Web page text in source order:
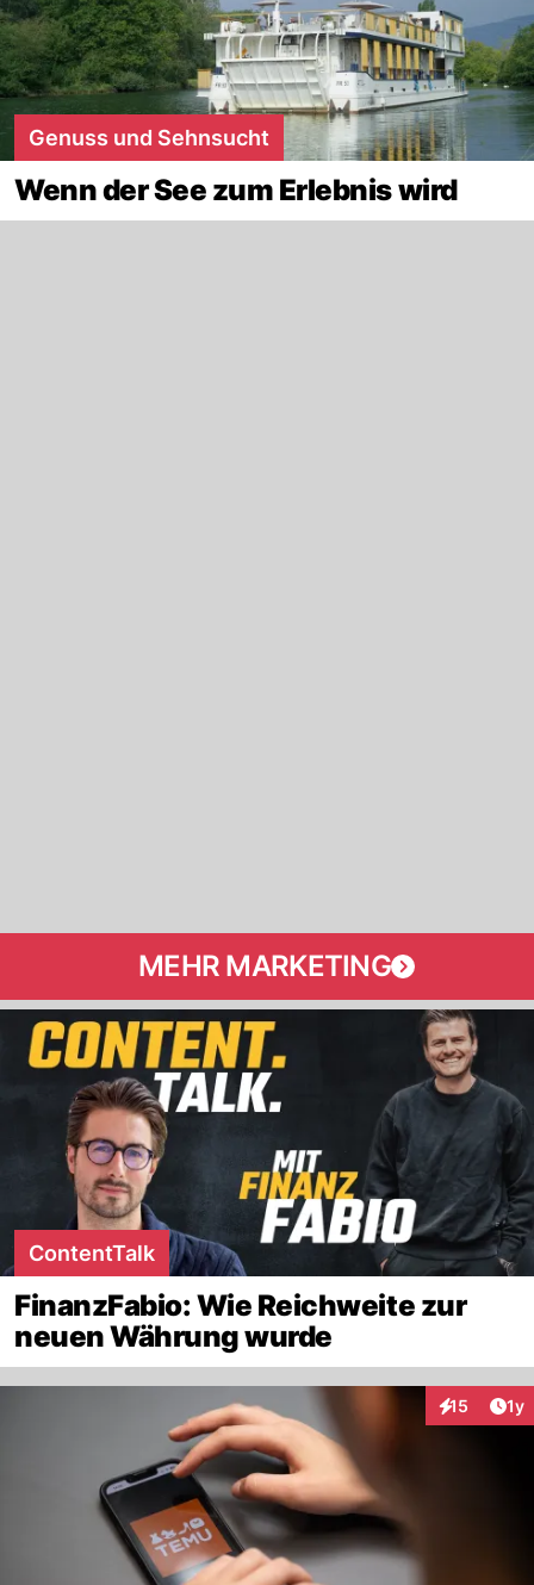
Genuss und Sehnsucht
Wenn der See zum Erlebnis wird
MEHR MARKETING
ContentTalk
FinanzFabio: Wie Reichweite zur
neuen Währung wurde
15 1y